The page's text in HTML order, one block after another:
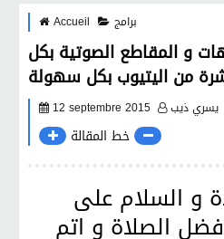
Accueil برامج
و المقاطع الصوتية بكل
من اليتيوب بكل سهولة
12 septembre 2015 يسري ذيب
خط المقالة
و السلام على
الصلاة و اتم